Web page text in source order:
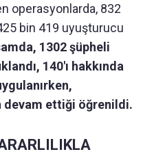
operasyonlarda, 832
bin 419 uyuşturucu
1302 şüpheli
140'ı hakkında
ettiği öğrenildi.